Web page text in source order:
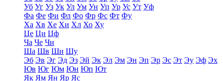
Уб Уг Уз Ук Ул Ум Ун Уп Ур Ус Ут Уф
Фа Фе Фи Фл Фо Фр Фс Фт Фу
Ха Хв Хе Хи Хл Хо Ху
Це Ци Цф
Ча Че Чи
Ша Шв Ши Шу
Эб Эв Эг Эд Эз Эй Эк Эл Эм Эн Эп Эр Эс Эт Эу Эф Эх
Юв Юг Юм Юн Юп Ют
Як Ям Ян Яр Яс